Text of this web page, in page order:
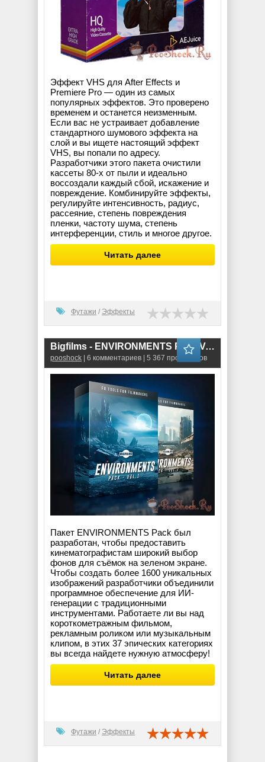
Эффект VHS для After Effects и
Premiere Pro — один из самых
популярных эффектов. Это проверено
временем и останется неизменным.
Если вас не устраивает добавление
стандартного шумового эффекта на
слой и вы ищете настоящий эффект
VHS, вы попали по адресу.
Разработчики этого пакета очистили
кассеты 80-х от пыли и идеально
воссоздали каждый сбой, искажение и
повреждение. Комбинируйте эффекты,
регулируйте интенсивность, радиус,
рассеяние, степень повреждения
пленки, частоту шума, степень
интерференции, стиль и многое другое.
Читать далее
Футажи / Эффекты
Bigfilms - ENVIRONMENTS Pack Vol 1,2
pooshock | 6 комментариев | 5 367 просмотров
Пакет ENVIRONMENTS Pack был
разработан, чтобы предоставить
кинематографистам широкий выбор
фонов для съёмок на зеленом экране.
Чтобы создать более 1600 уникальных
изображений разработчики объединили
программное обеспечение для ИИ-
генерации с традиционными
инструментами. Работаете ли вы над
короткометражным фильмом,
рекламным роликом или музыкальным
клипом, в этих 37 эпических категориях
вы всегда найдете нужную атмосферу!
Читать далее
Футажи / Эффекты